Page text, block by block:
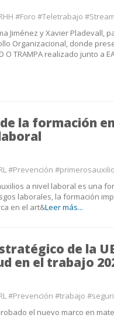
#Foro #Teletrabajo
Jiménez y Xavier Pladevall,
Organizacional, donde
O TRAMPA realizado junto a
la formación
#Prevención
a nivel laboral es una
laborales, la formación
en el art&Leer más...
de la
en el trabajo
#Prevención #trabajo
el nuevo marco en